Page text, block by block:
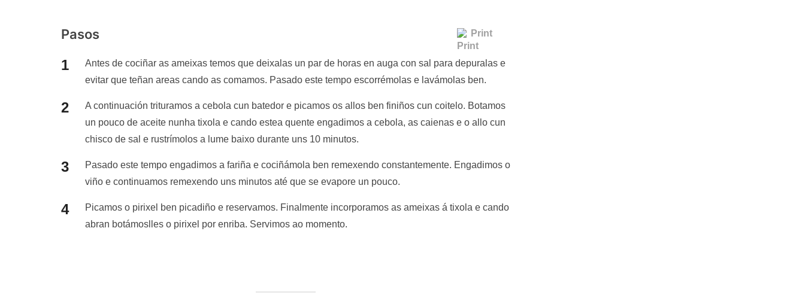
Print
Pasos
Antes de cociñar as ameixas temos que deixalas un par de horas en auga con sal para depuralas e
evitar que teñan areas cando as comamos. Pasado este tempo escorrémolas e lavámolas ben.
A continuación trituramos a cebola cun batedor e picamos os allos ben finiños cun coitelo. Botamos
un pouco de aceite nunha tixola e cando estea quente engadimos a cebola, as caienas e o allo cun
chisco de sal e rustrímolos a lume baixo durante uns 10 minutos.
Pasado este tempo engadimos a fariña e cociñámola ben remexendo constantemente. Engadimos o
viño e continuamos remexendo uns minutos até que se evapore un pouco.
Picamos o pirixel ben picadiño e reservamos. Finalmente incorporamos as ameixas á tixola e cando
abran botámoslles o pirixel por enriba. Servimos ao momento.